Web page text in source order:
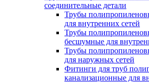
соединительные детали
Трубы
для внутренних сетей
Трубы
бесшумные для
Трубы
для наружных сетей
Фитинги для труб
канализационные для